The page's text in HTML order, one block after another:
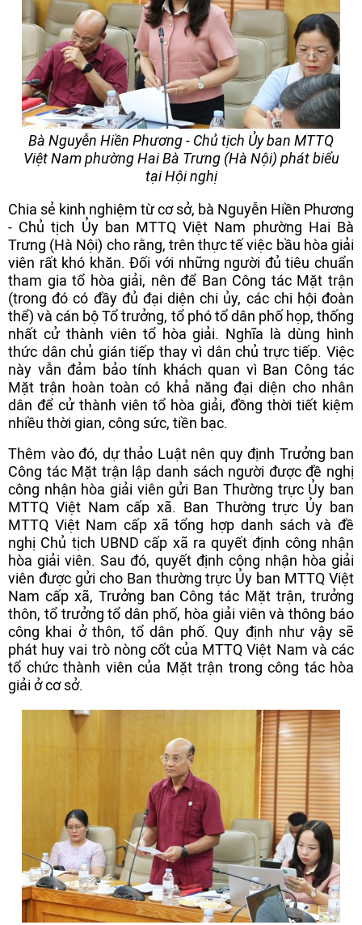
Bà Nguyễn Hiền Phương - Chủ tịch Ủy ban MTTQ
Việt Nam phường Hai Bà Trưng (Hà Nội) phát biểu
tại Hội nghị
Chia sẻ kinh nghiệm từ cơ sở, bà Nguyễn Hiền Phương
- Chủ tịch Ủy ban MTTQ Việt Nam phường Hai Bà
Trưng (Hà Nội) cho rằng, trên thực tế việc bầu hòa giải
viên rất khó khăn. Đối với những người đủ tiêu chuẩn
tham gia tổ hòa giải, nên để Ban Công tác Mặt trận
(trong đó có đầy đủ đại diện chi ủy, các chi hội đoàn
thể) và cán bộ Tổ trưởng, tổ phó tổ dân phố họp, thống
nhất cử thành viên tổ hòa giải. Nghĩa là dùng hình
thức dân chủ gián tiếp thay vì dân chủ trực tiếp. Việc
này vẫn đảm bảo tính khách quan vì Ban Công tác
Mặt trận hoàn toàn có khả năng đại diện cho nhân
dân để cử thành viên tổ hòa giải, đồng thời tiết kiệm
nhiều thời gian, công sức, tiền bạc.
Thêm vào đó, dự thảo Luật nên quy định Trưởng ban
Công tác Mặt trận lập danh sách người được đề nghị
công nhận hòa giải viên gửi Ban Thường trực Ủy ban
MTTQ Việt Nam cấp xã. Ban Thường trực Ủy ban
MTTQ Việt Nam cấp xã tổng hợp danh sách và đề
nghị Chủ tịch UBND cấp xã ra quyết định công nhận
hòa giải viên. Sau đó, quyết định công nhận hòa giải
viên được gửi cho Ban thường trực Ủy ban MTTQ Việt
Nam cấp xã, Trưởng ban Công tác Mặt trận, trưởng
thôn, tổ trưởng tổ dân phố, hòa giải viên và thông báo
công khai ở thôn, tổ dân phố. Quy định như vậy sẽ
phát huy vai trò nòng cốt của MTTQ Việt Nam và các
tổ chức thành viên của Mặt trận trong công tác hòa
giải ở cơ sở.